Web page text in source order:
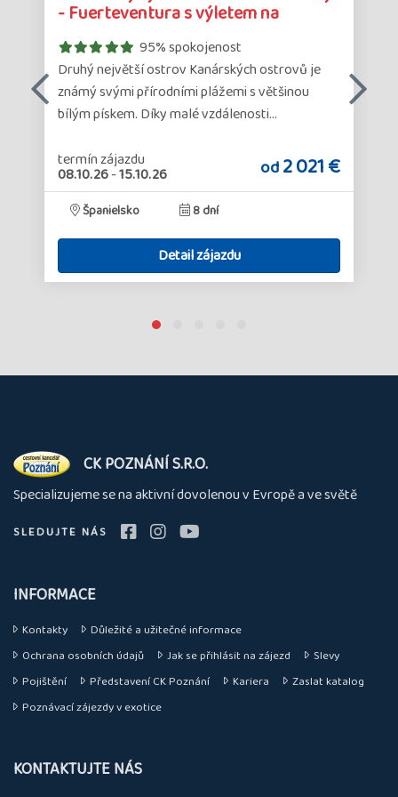
- Fuerteventura s výletem na
95% spokojenost
Druhý největší ostrov Kanárských ostrovů je
známý svými přírodními plážemi s většinou
bílým pískem. Díky malé vzdálenosti…
termín zájazdu
08.10.26-15.10.26 od2 021 €
Španielsko 8 dní
Detail zájazdu
O
nás
CK POZNÁNÍ S.R.O.
Specializujeme se na aktivní dovolenou v Evropě a ve světě
SLEDUJTE NÁS
INFORMACE
Kontakty
Důležité a užitečné informace
Ochrana osobních údajů
Jak se přihlásit na zájezd
Slevy
Pojištění
Představení CK Poznání Kariera
Zaslat katalog
Poznávací zájezdy v exotice
KONTAKTUJTE NÁS